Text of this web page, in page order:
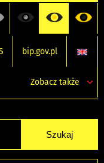
bip.gov.pl
Zobacz także